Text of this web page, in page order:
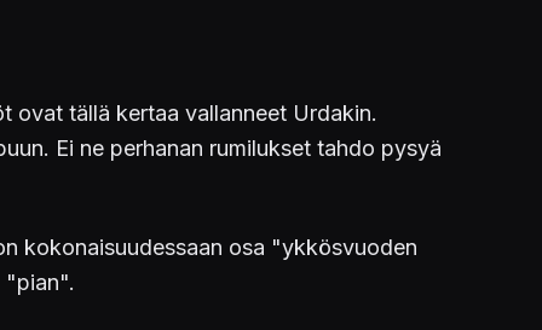
ovat tällä kertaa vallanneet Urdakin.
Ei ne perhanan rumilukset tahdo pysyä
kokonaisuudessaan osa "ykkösvuoden
"pian".